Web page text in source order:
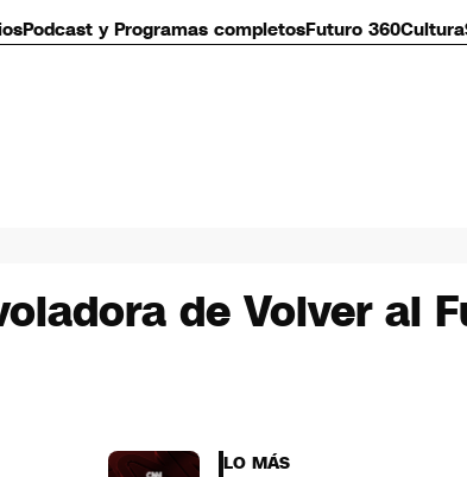
Podcast y Programas completosFuturo 360Cultura
de Volver al
LO MÁS